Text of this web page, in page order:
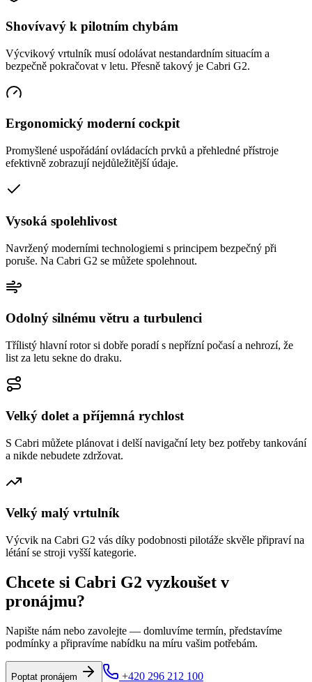
Shovívavý k pilotním chybám
Výcvikový vrtulník musí odolávat nestandardním situacím a
bezpečně pokračovat v letu. Přesně takový je Cabri G2.
Ergonomický moderní cockpit
Promyšlené uspořádání ovládacích prvků a přehledné přístroje
efektivně zobrazují nejdůležitější údaje.
Vysoká spolehlivost
Navržený moderními technologiemi s principem bezpečný při
poruše. Na Cabri G2 se můžete spolehnout.
Odolný silnému větru a turbulenci
Třílistý hlavní rotor si dobře poradí s nepřízní počasí a nehrozí, že
list za letu sekne do draku.
Velký dolet a příjemná rychlost
S Cabri můžete plánovat i delší navigační lety bez potřeby tankování
a nikde nebudete zdržovat.
Velký malý vrtulník
Výcvik na Cabri G2 vás díky podobnosti pilotáže skvěle připraví na
létání se stroji vyšší kategorie.
Chcete si Cabri G2 vyzkoušet v
pronájmu?
Napište nám nebo zavolejte — domluvíme termín, představíme
podmínky a připravíme nabídku na míru vašim potřebám.
Poptat pronájem +420 296 212 100